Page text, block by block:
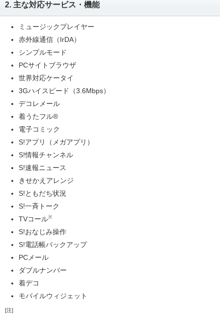
2. 主な対応サービス・機能
ミュージックプレイヤー
赤外線通信（IrDA）
シンプルモード
PCサイトブラウザ
世界対応ケータイ
3Gハイスピード（3.6Mbps）
デコレメール
着うたフル®
電子コミック
S!アプリ（メガアプリ）
S!情報チャンネル
S!速報ニュース
きせかえアレンジ
S!ともだち状況
S!一斉トーク
TVコール※
S!おなじみ操作
S!電話帳バックアップ
PCメール
ダブルナンバー
着デコ
モバイルウィジェット
[注]